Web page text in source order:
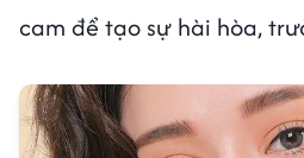
cam để tạo sự hài hòa,